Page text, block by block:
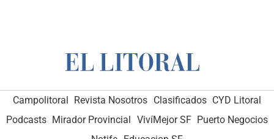
Campolitoral Revista Nosotros Clasificados CYD Litoral
Podcasts Mirador Provincial VivíMejor SF Puerto Negocios